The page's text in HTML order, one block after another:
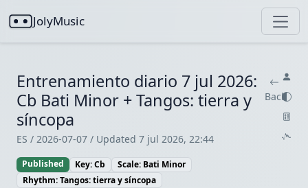
JolyMusic
Entrenamiento diario 7 jul 2026:
Cb Bati Minor + Tangos: tierra y
síncopa
ES / 2026-07-07 / Updated 7 jul 2026, 22:44
Back
Published Key: Cb
Scale: Bati Minor
Rhythm: Tangos: tierra y síncopa